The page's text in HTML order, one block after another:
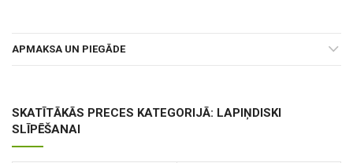
APMAKSA UN PIEGĀDE
SKATĪTĀKĀS PRECES KATEGORIJĀ: LAPIŅDISKI
SLĪPĒŠANAI